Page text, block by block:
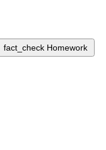
fact_check Homework